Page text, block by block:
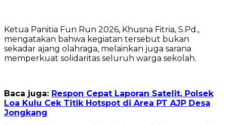
‎Ketua Panitia Fun Run 2026, Khusna Fitria, S.Pd.,
mengatakan bahwa kegiatan tersebut bukan
sekadar ajang olahraga, melainkan juga sarana
memperkuat solidaritas seluruh warga sekolah.
Baca juga: Respon Cepat Laporan Satelit, Polsek
Loa Kulu Cek Titik Hotspot di Area PT AJP Desa
Jongkang